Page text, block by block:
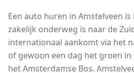
Een auto huren in Amstelveen
zakelijk onderweg is naar de
internationaal aankomt via het
of gewoon een dag het groen
het Amsterdamse Bos.